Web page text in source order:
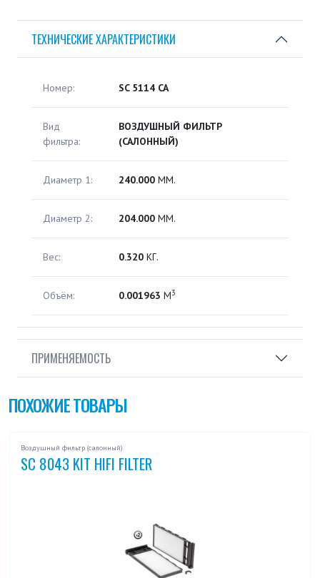
ТЕХНИЧЕСКИЕ ХАРАКТЕРИСТИКИ
Номер: SC 5114 CA
Вид
фильтра:
ВОЗДУШНЫЙ ФИЛЬТР
(САЛОННЫЙ)
Диаметр 1: 240.000 ММ.
Диаметр 2: 204.000 ММ.
Вес: 0.320 КГ.
Объём: 0.001963 М3
ПРИМЕНЯЕМОСТЬ
ПОХОЖИЕ ТОВАРЫ
Воздушный фильтр (салонный)
SC 8043 KIT HIFI FILTER